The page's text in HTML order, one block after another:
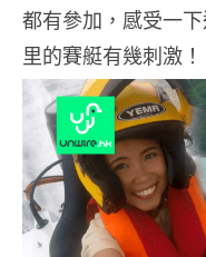
都有參加，感受一
里的賽艇有幾刺激！